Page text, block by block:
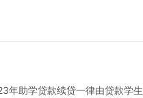
年助学贷款续贷一律由贷款学生